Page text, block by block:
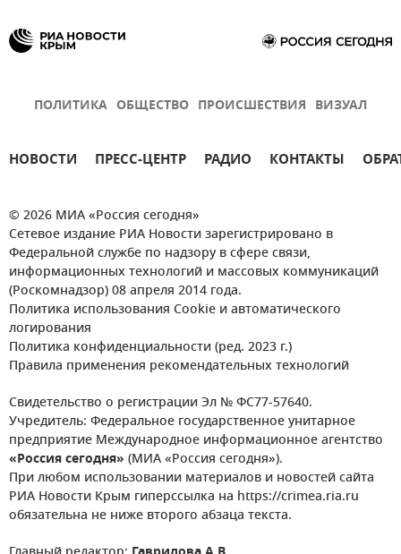
ПОЛИТИКА ОБЩЕСТВО ПРОИСШЕСТВИЯ ВИЗУАЛ
НОВОСТИ ПРЕСС-ЦЕНТР РАДИО КОНТАКТЫ
© 2026 МИА «Россия сегодня»
Сетевое издание РИА Новости зарегистрировано в
Федеральной службе по надзору в сфере связи,
информационных технологий и массовых коммуникаций
(Роскомнадзор) 08 апреля 2014 года.
Политика использования Cookie и автоматического
логирования
Политика конфиденциальности (ред. 2023 г.)
Правила применения рекомендательных технологий
Свидетельство о регистрации Эл № ФС77-57640.
Учредитель: Федеральное государственное унитарное
предприятие Международное информационное агентство
«Россия сегодня» (МИА «Россия сегодня»).
При любом использовании материалов и новостей сайта
РИА Новости Крым гиперссылка на https://crimea.ria.ru
обязательна не ниже второго абзаца текста.